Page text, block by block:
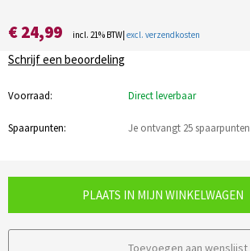
€ 24,99 incl. 21% BTW| excl. verzendkosten
Schrijf een beoordeling
Voorraad: Direct leverbaar
Spaarpunten: Je ontvangt 25 spaarpunten
PLAATS IN MIJN WINKELWAGEN
Toevoegen aan wenslijst